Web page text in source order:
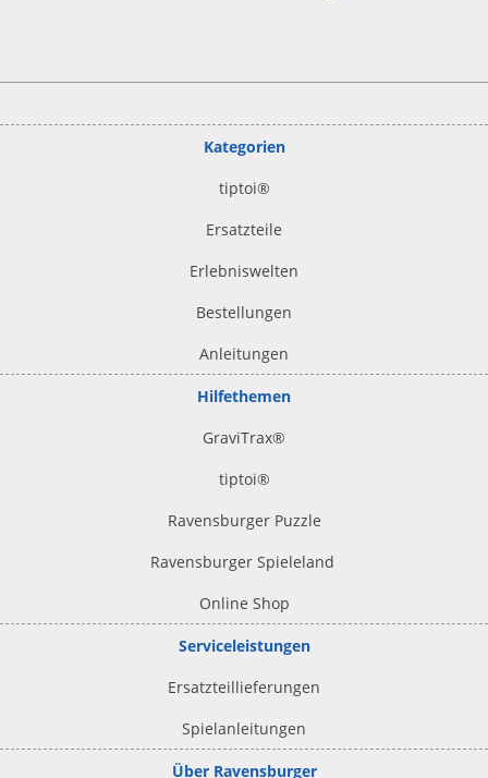
Kategorien
tiptoi®
Ersatzteile
Erlebniswelten
Bestellungen
Anleitungen
Hilfethemen
GraviTrax®
tiptoi®
Ravensburger Puzzle
Ravensburger Spieleland
Online Shop
Serviceleistungen
Ersatzteillieferungen
Spielanleitungen
Über Ravensburger